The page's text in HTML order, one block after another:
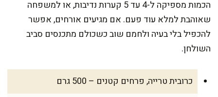
הכמות מספיקה ל-4 עד 5 קערות נדיבות, או למשפחה
שאוהבת למלא עוד פעם. אם מגיעים אורחים, אפשר
להכפיל בלי בעיה ולחמם שוב כשכולם מתכנסים סביב
השולחן.
כרובית טרייה, פרחים קטנים – 500 גרם